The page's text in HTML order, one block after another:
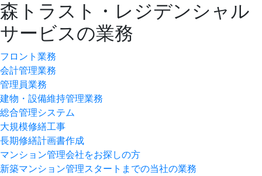
森トラスト・レジデンシャル
サービスの業務
フロント業務
会計管理業務
管理員業務
建物・設備維持管理業務
総合管理システム
大規模修繕工事
長期修繕計画書作成
マンション管理会社をお探しの方
新築マンション管理スタートまでの当社の業務